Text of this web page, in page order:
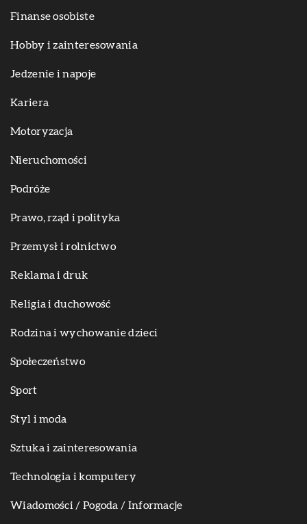
Finanse osobiste
Hobby i zainteresowania
Jedzenie i napoje
Kariera
Motoryzacja
Nieruchomości
Podróże
Prawo, rząd i polityka
Przemysł i rolnictwo
Reklama i druk
Religia i duchowość
Rodzina i wychowanie dzieci
Społeczeństwo
Sport
Styl i moda
Sztuka i zainteresowania
Technologia i komputery
Wiadomości / Pogoda / Informacje